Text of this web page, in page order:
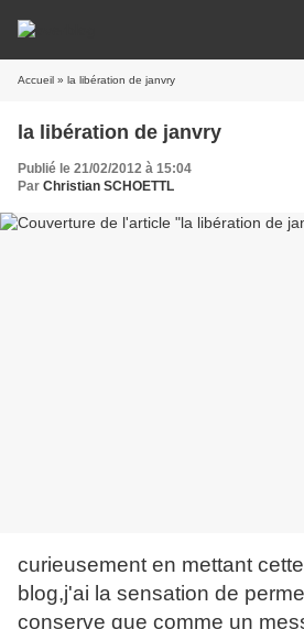
Accueil » la libération de janvry
la libération de janvry
Publié le 21/02/2012 à 15:04
Par Christian SCHOETTL
curieusement en mettant
blog,j'ai la sensation de
conserve que comme un